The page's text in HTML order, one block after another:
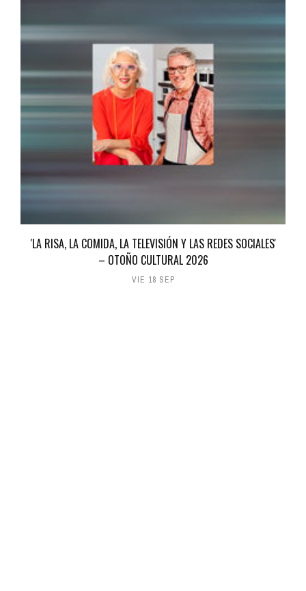
'LA RISA, LA COMIDA, LA TELEVISIÓN Y LAS REDES SOCIALES'
– OTOÑO CULTURAL 2026
VIE 18 SEP